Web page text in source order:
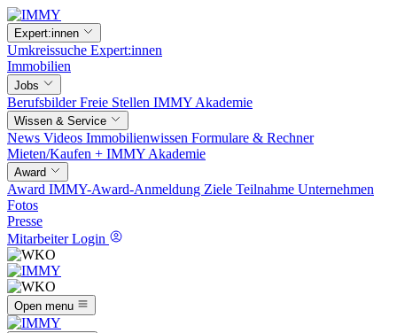
Expert:innen
Umkreissuche Expert:innen
Immobilien
Jobs
BerufsbilderFreie Stellen IMMY Akademie
Wissen & Service
News Videos Immobilienwissen Formulare & Rechner
Mieten/Kaufen + IMMY Akademie
Award
Award IMMY-Award-Anmeldung Ziele Teilnahme Unternehmen
Fotos
Presse
Mitarbeiter Login
Open menu